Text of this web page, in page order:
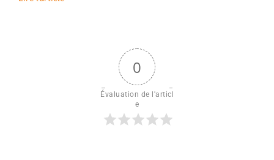
0
Évaluation de l'articl
e